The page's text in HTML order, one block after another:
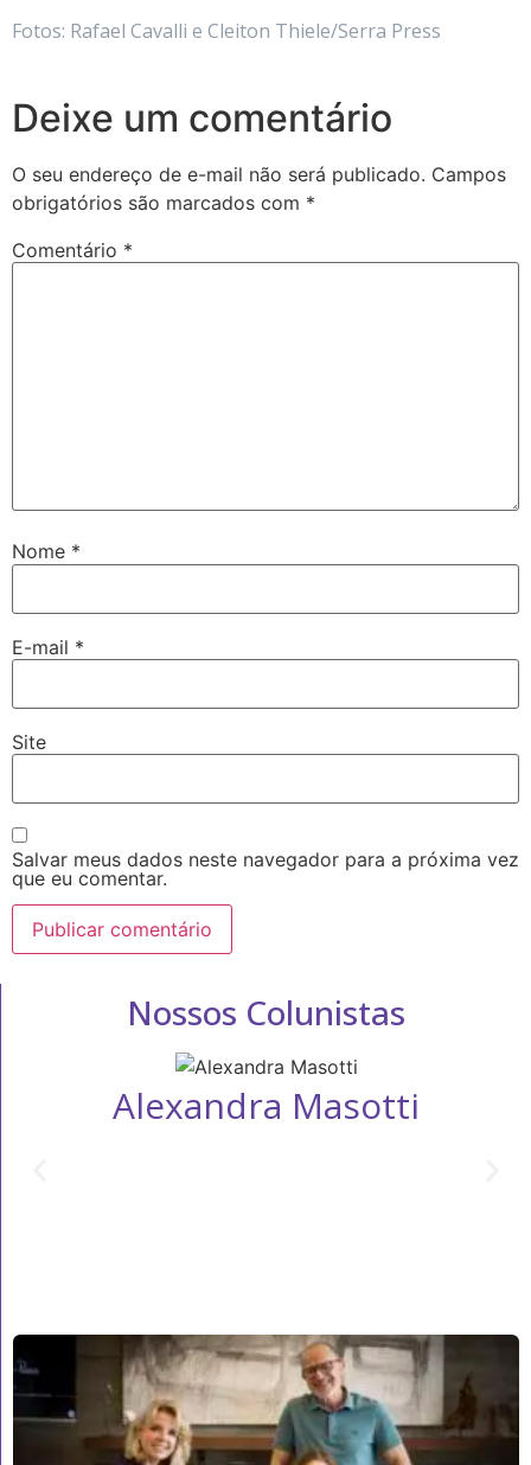
Fotos: Rafael Cavalli e Cleiton Thiele/Serra Press
Deixe um comentário
O seu endereço de e-mail não será publicado. Campos
obrigatórios são marcados com *
Comentário *
Nome *
E-mail *
Site
Salvar meus dados neste navegador para a próxima vez
que eu comentar.
Nossos Colunistas
Alexandra Masotti